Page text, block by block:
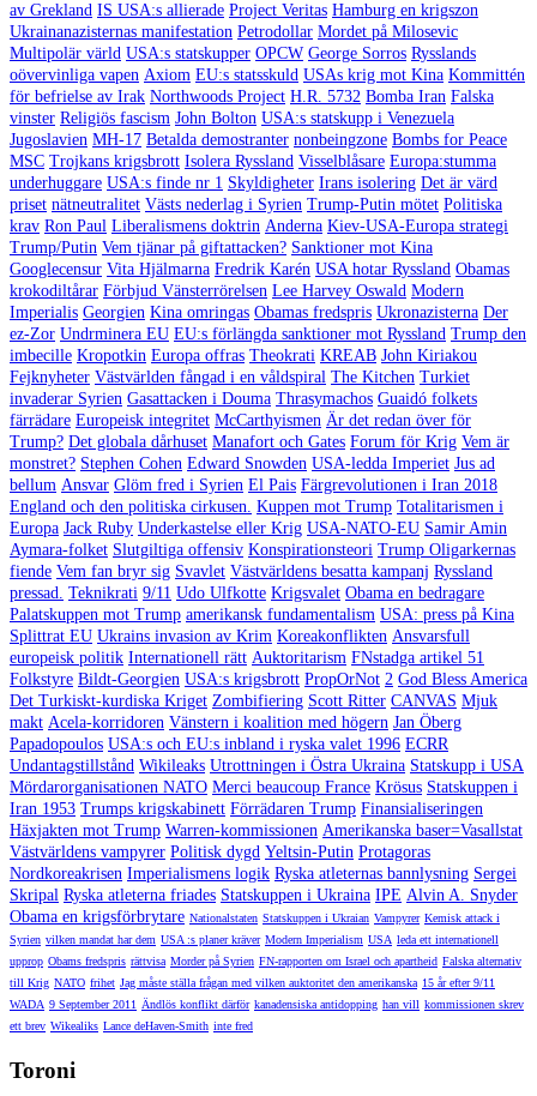
av Grekland IS USA:s allierade Project Veritas Hamburg en krigszon
Ukrainanazisternas manifestation Petrodollar Mordet på Milosevic
Multipolär värld USA:s statskupper OPCW George Sorros Rysslands
oövervinliga vapen Axiom EU:s statsskuld USAs krig mot Kina Kommittén
för befrielse av Irak Northwoods Project H.R. 5732 Bomba Iran Falska
vinster Religiös fascism John Bolton USA:s statskupp i Venezuela
Jugoslavien MH-17 Betalda demostranter nonbeingzone Bombs for Peace
MSC Trojkans krigsbrott Isolera Ryssland Visselblåsare Europa:stumma
underhuggare USA:s finde nr 1 Skyldigheter Irans isolering Det är värd
priset nätneutralitet Västs nederlag i Syrien Trump-Putin mötet Politiska
krav Ron Paul Liberalismens doktrin Anderna Kiev-USA-Europa strategi
Trump/Putin Vem tjänar på giftattacken? Sanktioner mot Kina
Googlecensur Vita Hjälmarna Fredrik Karén USA hotar Ryssland Obamas
krokodiltårar Förbjud Vänsterrörelsen Lee Harvey Oswald Modern
Imperialis Georgien Kina omringas Obamas fredspris Ukronazisterna Der
ez-Zor Undrminera EU EU:s förlängda sanktioner mot Ryssland Trump den
imbecille Kropotkin Europa offras Theokrati KREAB John Kiriakou
Fejknyheter Västvärlden fångad i en våldspiral The Kitchen Turkiet
invaderar Syrien Gasattacken i Douma Thrasymachos Guaidó folkets
färrädare Europeisk integritet McCarthyismen Är det redan över för
Trump? Det globala dårhuset Manafort och Gates Forum för Krig Vem är
monstret? Stephen Cohen Edward Snowden USA-ledda Imperiet Jus ad
bellum Ansvar Glöm fred i Syrien El Pais Färgrevolutionen i Iran 2018
England och den politiska cirkusen. Kuppen mot Trump Totalitarismen i
Europa Jack Ruby Underkastelse eller Krig USA-NATO-EU Samir Amin
Aymara-folket Slutgiltiga offensiv Konspirationsteori Trump Oligarkernas
fiende Vem fan bryr sig Svavlet Västvärldens besatta kampanj Ryssland
pressad. Teknikrati 9/11 Udo Ulfkotte Krigsvalet Obama en bedragare
Palatskuppen mot Trump amerikansk fundamentalism USA: press på Kina
Splittrat EU Ukrains invasion av Krim Koreakonflikten Ansvarsfull
europeisk politik Internationell rätt Auktoritarism FNstadga artikel 51
Folkstyre Bildt-Georgien USA:s krigsbrott PropOrNot 2 God Bless America
Det Turkiskt-kurdiska Kriget Zombifiering Scott Ritter CANVAS Mjuk
makt Acela-korridoren Vänstern i koalition med högern Jan Öberg
Papadopoulos USA:s och EU:s inbland i ryska valet 1996 ECRR
Undantagstillstånd Wikileaks Utrottningen i Östra Ukraina Statskupp i USA
Mördarorganisationen NATO Merci beaucoup France Krösus Statskuppen i
Iran 1953 Trumps krigskabinett Förrädaren Trump Finansialiseringen
Häxjakten mot Trump Warren-kommissionen Amerikanska baser=Vasallstat
Västvärldens vampyrer Politisk dygd Yeltsin-Putin Protagoras
Nordkoreakrisen Imperialismens logik Ryska atleternas bannlysning Sergei
Skripal Ryska atleterna friades Statskuppen i Ukraina IPE Alvin A. Snyder
Obama en krigsförbrytare Nationalstaten Statskuppen i Ukraian Vampyrer Kemisk attack i
Syrien vilken mandat har dem USA :s planer kräver Modern Imperialism USA leda ett internationell
upprop Obams fredspris rättvisa Morder på Syrien FN-rapporten om Israel och apartheid Falska alternativ
till Krig NATO frihet Jag måste ställa frågan med vilken auktoritet den amerikanska 15 år efter 9/11
WADA 9 September 2011 Ändlös konflikt därför kanadensiska antidopping han vill kommissionen skrev
ett brev Wikealiks Lance deHaven-Smith inte fred
Toroni